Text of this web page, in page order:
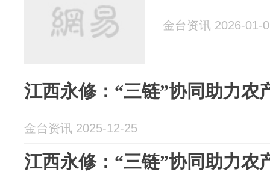
金台资讯 2026-01-
江西永修：“三链”协同助力农
金台资讯 2025-12-25
江西永修：“三链”协同助力农